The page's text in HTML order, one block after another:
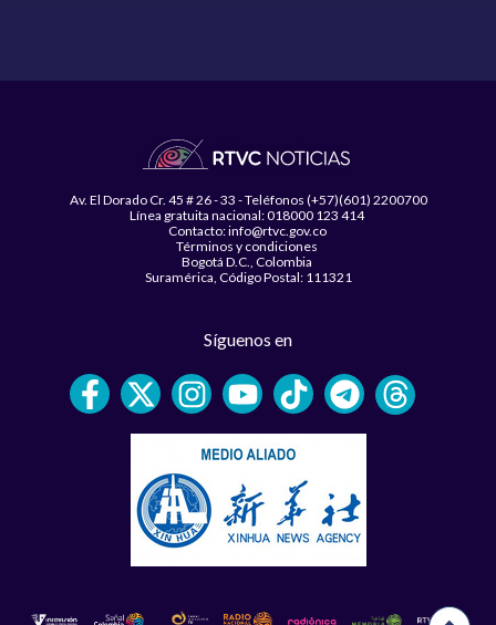
Av. El Dorado Cr. 45 # 26 - 33 - Teléfonos (+57)(601) 2200700
Línea gratuita nacional: 018000 123 414
Contacto: info@rtvc.gov.co
Términos y condiciones
Bogotá D.C., Colombia
Suramérica, Código Postal: 111321
Síguenos en